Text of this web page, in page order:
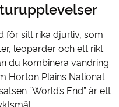
för sitt rika djurliv, som
leoparder och ett rikt
du kombinera vandring
Horton Plains National
”World’s End” är ett